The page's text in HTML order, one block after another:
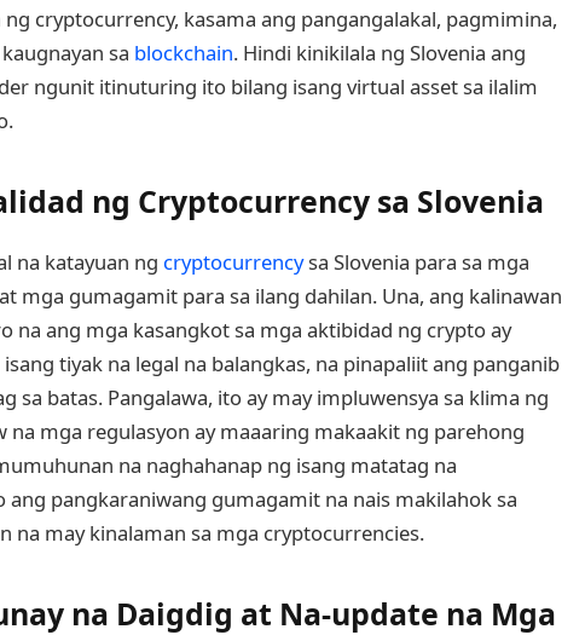
cryptocurrency, kasama ang pangangalakal, pagmimina,
sa blockchain. Hindi kinikilala ng Slovenia ang
ngunit itinuturing ito bilang isang virtual asset sa ilalim
ng Cryptocurrency sa Slovenia
na katayuan ng cryptocurrencysa Slovenia para sa mga
mga gumagamit para sa ilang dahilan. Una, ang kalinawan
na ang mga kasangkot sa mga aktibidad ng crypto ay
tiyak na legal na balangkas, na pinapaliit ang panganib
sa batas. Pangalawa, ito ay may impluwensya sa klima ng
mga regulasyon ay maaaring makaakit ng parehong
na naghahanap ng isang matatag na
pangkaraniwang gumagamit na nais makilahok sa
na may kinalaman sa mga cryptocurrencies.
na Daigdig at Na-update na Mga